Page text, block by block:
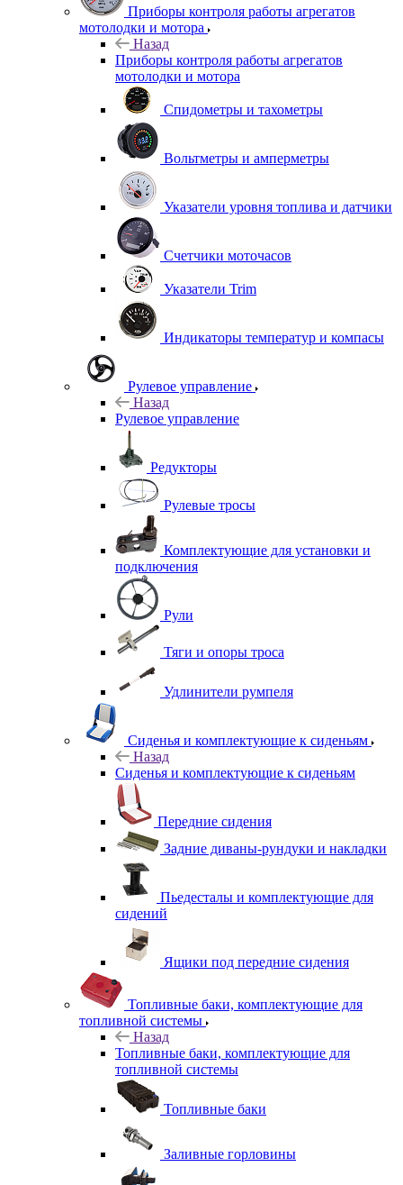
Приборы контроля работы агрегатов
мотолодки и мотора
Назад
Приборы контроля работы агрегатов
мотолодки и мотора
Спидометры и тахометры
Вольтметры и амперметры
Указатели уровня топлива и датчики
Счетчики моточасов
Указатели Trim
Индикаторы температур и компасы
Рулевое управление
Назад
Рулевое управление
Редукторы
Рулевые тросы
Комплектующие для установки и
подключения
Рули
Тяги и опоры троса
Удлинители румпеля
Сиденья и комплектующие к сиденьям
Назад
Сиденья и комплектующие к сиденьям
Передние сидения
Задние диваны-рундуки и накладки
Пьедесталы и комплектующие для
сидений
Ящики под передние сидения
Топливные баки, комплектующие для
топливной системы
Назад
Топливные баки, комплектующие для
топливной системы
Топливные баки
Заливные горловины